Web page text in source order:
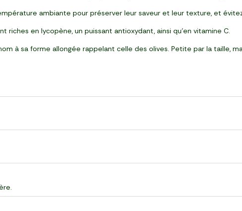
ambiante pour préserver leur saveur et leur texture, et
riches en lycopène, un puissant antioxydant, ainsi qu’en vitamine C.
à sa forme allongée rappelant celle des olives. Petite par la taille,